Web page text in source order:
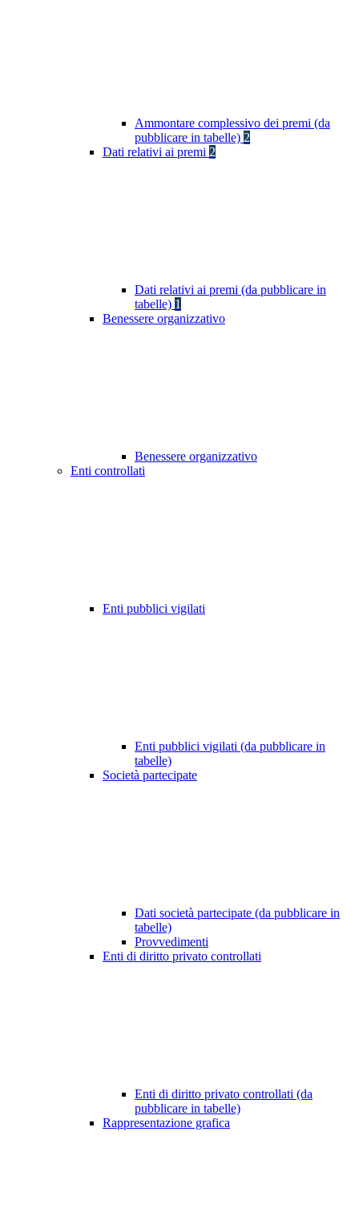
Ammontare complessivo dei premi (da
pubblicare in tabelle) 2
Dati relativi ai premi 2
Dati relativi ai premi (da pubblicare in
tabelle) 1
Benessere organizzativo
Benessere organizzativo
Enti controllati
Enti pubblici vigilati
Enti pubblici vigilati (da pubblicare in
tabelle)
Società partecipate
Dati società partecipate (da pubblicare in
tabelle)
Provvedimenti
Enti di diritto privato controllati
Enti di diritto privato controllati (da
pubblicare in tabelle)
Rappresentazione grafica